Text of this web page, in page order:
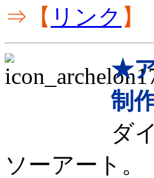
⇒【 リンク 】
★
制
ダ
ソーアート。